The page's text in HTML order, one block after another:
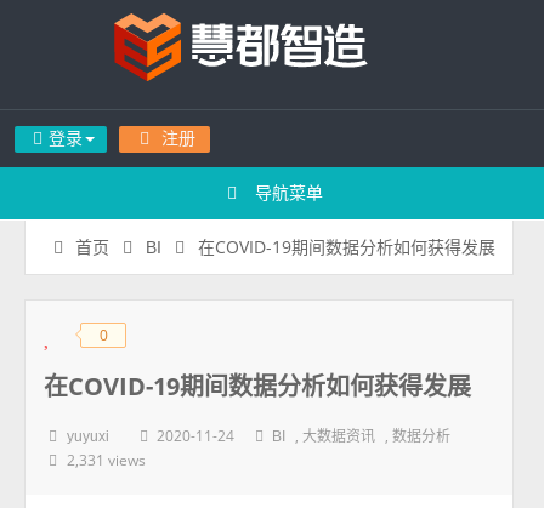
登录 注册
导航菜单
首页 BI 在COVID-19期间数据分析如何获得发展
◆◆ 0
在COVID-19期间数据分析如何获得发展
yuyuxi 2020-11-24 BI ,大数据资讯 ,数据分析
2,331 views